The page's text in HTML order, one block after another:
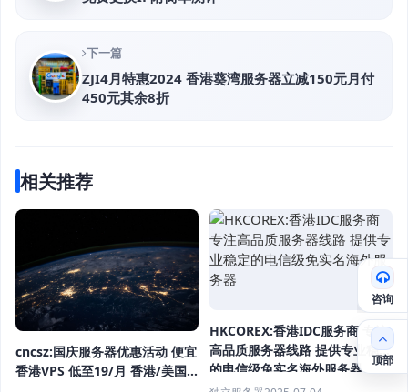
下一篇
ZJI4月特惠2024 香港葵湾服务器立减150元月付
450元其余8折
相关推荐
cncsz:国庆服务器优惠活动 便宜
香港VPS 低至19/月 香港/美国
HKCOREX:香港IDC服务商 专注
高品质服务器线路 提供专业稳定
的电信级免实名海外服务器
咨询
顶部